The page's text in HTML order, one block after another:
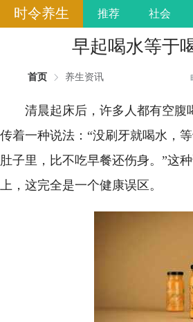
时令养生 推荐 社会
早起喝水等于
首页 养生资讯
清晨起床后，许多人都有空腹
传着一种说法：“没刷牙就喝水，
肚子里，比不吃早餐还伤身。”这
上，这完全是一个健康误区。